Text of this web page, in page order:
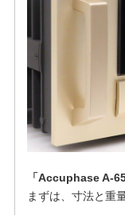
「Accuphase A-
まずは、寸法と重